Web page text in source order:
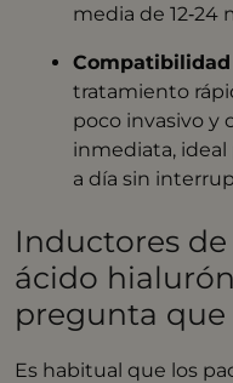
media de 12‑24
tratamiento
poco invasivo y
inmediata, ideal
a día sin
Inductores
ácido
pregunta que
Es habitual que los